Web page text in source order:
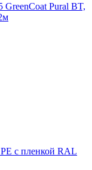
GreenCoat Pural BT,
с пленкой RAL